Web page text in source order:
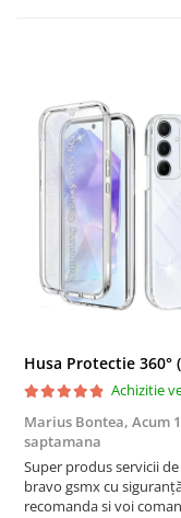
Tratata oleofobic
nu raman pe
Achizitie
Marius Bontea, Acum 1
saptamana
Super produs servicii de top
bravo gsmx cu
recomanda si voi